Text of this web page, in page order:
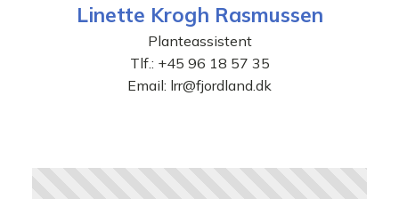
Linette Krogh Rasmussen
Planteassistent
Tlf.: +45 96 18 57 35
Email: lrr@fjordland.dk